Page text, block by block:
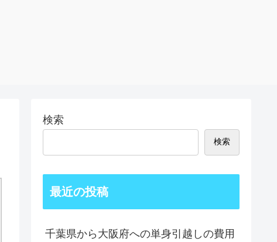
検索
検索
最近の投稿
千葉県から大阪府への単身引越しの費用